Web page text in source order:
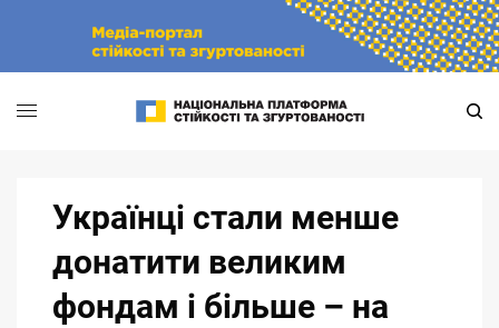
Українці стали менше
донатити великим
фондам і більше – на